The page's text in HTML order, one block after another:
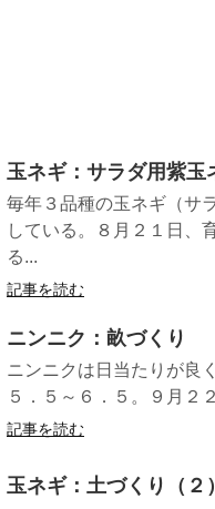
玉ネギ：サラダ用紫玉
毎年３品種の玉ネギ（サ
している。８月２１日、
る...
記事を読む
ニンニク：畝づくり
ニンニクは日当たりが良
５．５～６．５。９月２
記事を読む
玉ネギ：土づくり（２）